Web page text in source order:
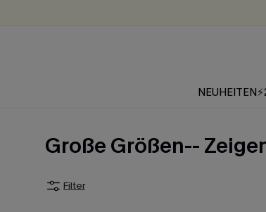
NEUHEITEN
Große Größen--
Filter